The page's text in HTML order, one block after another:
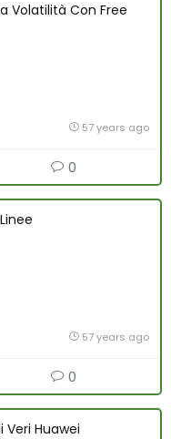
Volatilità Con Free
57 years ago
0
57 years ago
0
Veri Huawei